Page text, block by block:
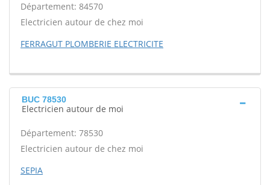
Département: 84570
Electricien autour de chez moi
FERRAGUT PLOMBERIE ELECTRICITE
BUC 78530
Electricien autour de moi
Département: 78530
Electricien autour de chez moi
SEPIA